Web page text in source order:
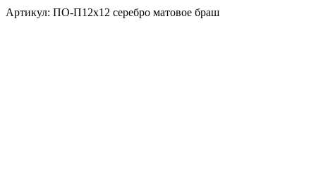
Артикул: ПО-П12х12 серебро матовое браш